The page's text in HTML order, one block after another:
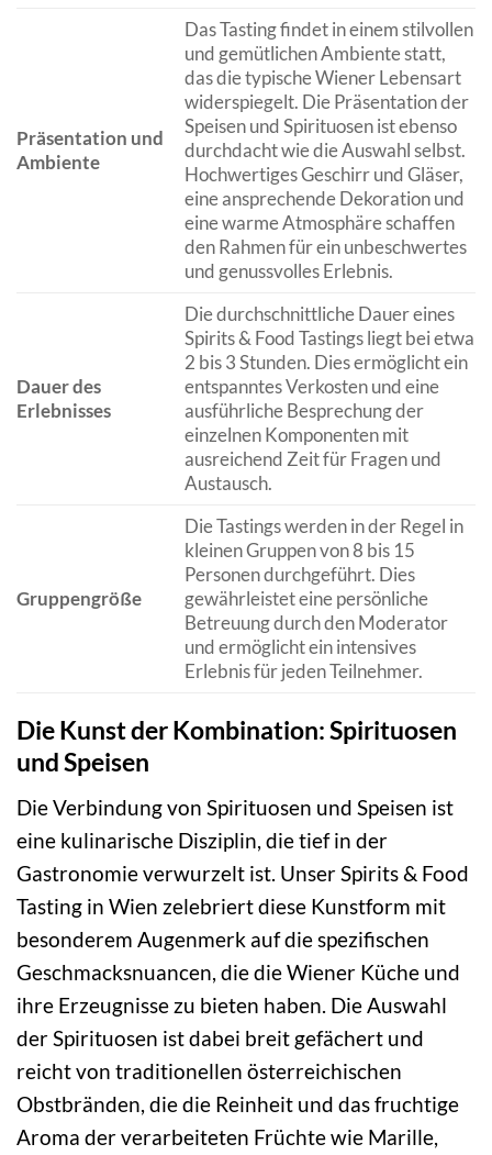
Präsentation und
Ambiente
Das Tasting findet in einem stilvollen
und gemütlichen Ambiente statt,
das die typische Wiener Lebensart
widerspiegelt. Die Präsentation der
Speisen und Spirituosen ist ebenso
durchdacht wie die Auswahl selbst.
Hochwertiges Geschirr und Gläser,
eine ansprechende Dekoration und
eine warme Atmosphäre schaffen
den Rahmen für ein unbeschwertes
und genussvolles Erlebnis.
Dauer des
Erlebnisses
Die durchschnittliche Dauer eines
Spirits & Food Tastings liegt bei etwa
2 bis 3 Stunden. Dies ermöglicht ein
entspanntes Verkosten und eine
ausführliche Besprechung der
einzelnen Komponenten mit
ausreichend Zeit für Fragen und
Austausch.
Gruppengröße
Die Tastings werden in der Regel in
kleinen Gruppen von 8 bis 15
Personen durchgeführt. Dies
gewährleistet eine persönliche
Betreuung durch den Moderator
und ermöglicht ein intensives
Erlebnis für jeden Teilnehmer.
Die Kunst der Kombination: Spirituosen
und Speisen
Die Verbindung von Spirituosen und Speisen ist
eine kulinarische Disziplin, die tief in der
Gastronomie verwurzelt ist. Unser Spirits & Food
Tasting in Wien zelebriert diese Kunstform mit
besonderem Augenmerk auf die spezifischen
Geschmacksnuancen, die die Wiener Küche und
ihre Erzeugnisse zu bieten haben. Die Auswahl
der Spirituosen ist dabei breit gefächert und
reicht von traditionellen österreichischen
Obstbränden, die die Reinheit und das fruchtige
Aroma der verarbeiteten Früchte wie Marille,